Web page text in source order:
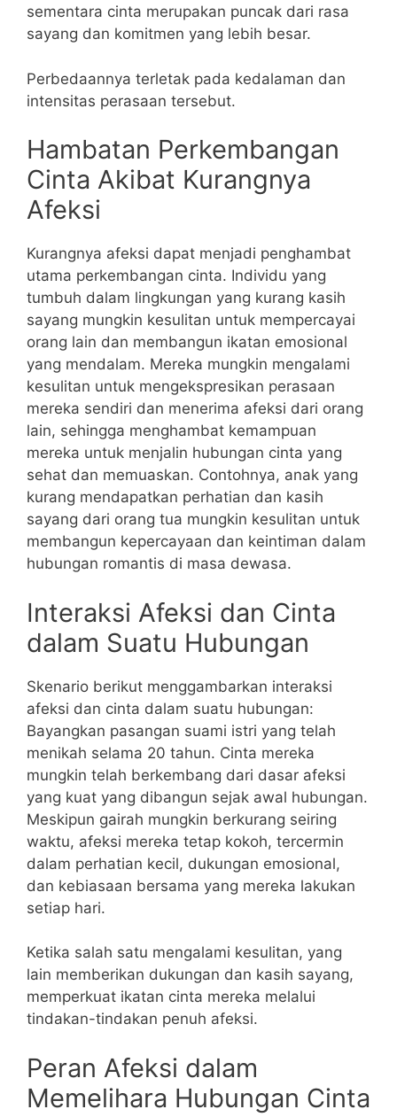
sementara cinta merupakan puncak dari rasa
sayang dan komitmen yang lebih besar.
Perbedaannya terletak pada kedalaman dan
intensitas perasaan tersebut.
Hambatan Perkembangan
Cinta Akibat Kurangnya
Afeksi
Kurangnya afeksi dapat menjadi penghambat
utama perkembangan cinta. Individu yang
tumbuh dalam lingkungan yang kurang kasih
sayang mungkin kesulitan untuk mempercayai
orang lain dan membangun ikatan emosional
yang mendalam. Mereka mungkin mengalami
kesulitan untuk mengekspresikan perasaan
mereka sendiri dan menerima afeksi dari orang
lain, sehingga menghambat kemampuan
mereka untuk menjalin hubungan cinta yang
sehat dan memuaskan. Contohnya, anak yang
kurang mendapatkan perhatian dan kasih
sayang dari orang tua mungkin kesulitan untuk
membangun kepercayaan dan keintiman dalam
hubungan romantis di masa dewasa.
Interaksi Afeksi dan Cinta
dalam Suatu Hubungan
Skenario berikut menggambarkan interaksi
afeksi dan cinta dalam suatu hubungan:
Bayangkan pasangan suami istri yang telah
menikah selama 20 tahun. Cinta mereka
mungkin telah berkembang dari dasar afeksi
yang kuat yang dibangun sejak awal hubungan.
Meskipun gairah mungkin berkurang seiring
waktu, afeksi mereka tetap kokoh, tercermin
dalam perhatian kecil, dukungan emosional,
dan kebiasaan bersama yang mereka lakukan
setiap hari.
Ketika salah satu mengalami kesulitan, yang
lain memberikan dukungan dan kasih sayang,
memperkuat ikatan cinta mereka melalui
tindakan-tindakan penuh afeksi.
Peran Afeksi dalam
Memelihara Hubungan Cinta